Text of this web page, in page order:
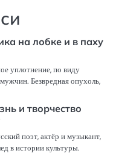
на лобке и в паху
уплотнение, по виду
Безвредная опухоль,
и творчество
поэт, актёр и музыкант,
в истории культуры.